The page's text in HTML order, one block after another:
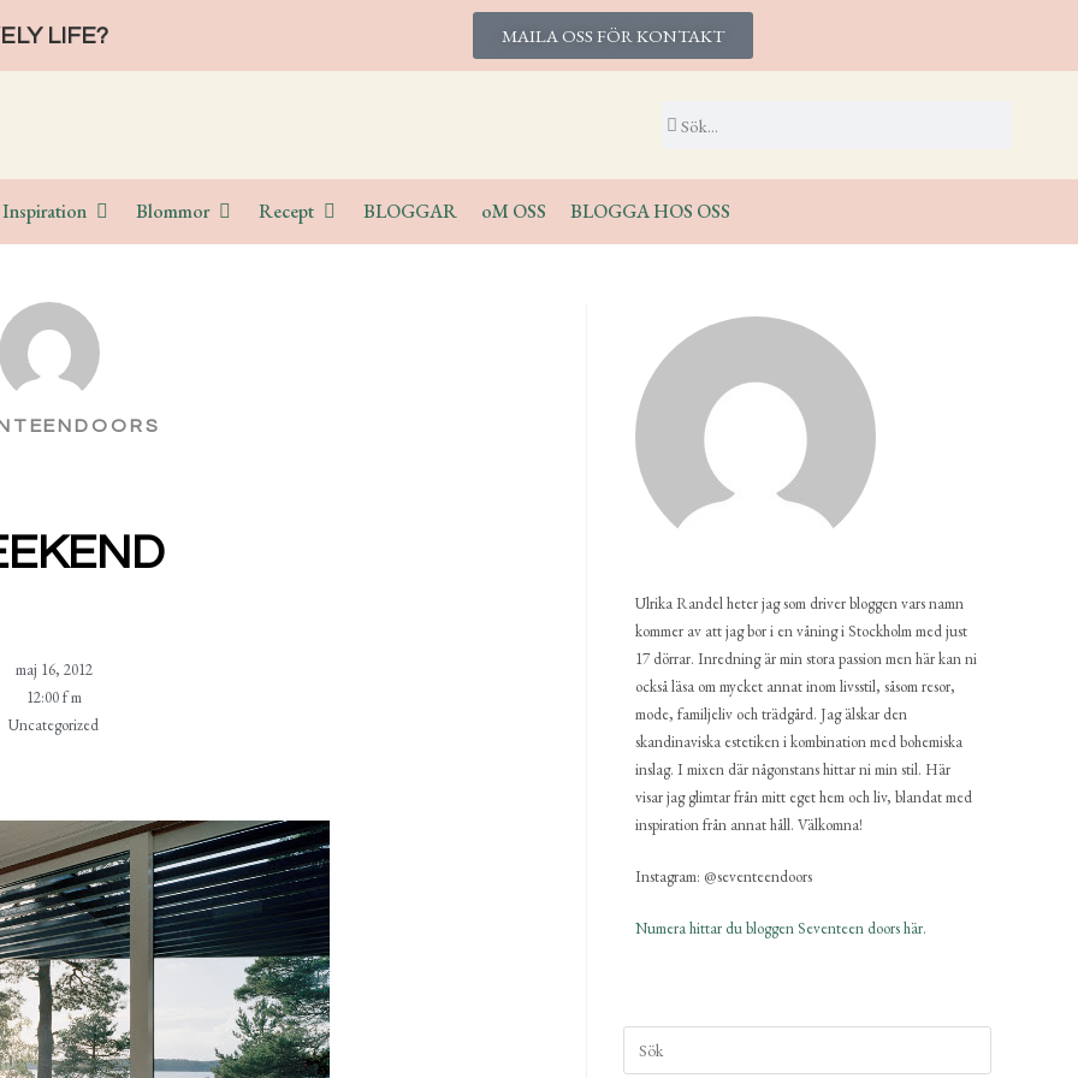
LIFE? MAILA OSS FÖR KONTAKT
Inspiration Blommor Recept BLOGGAR oM OSS BLOGGA HOS OSS
maj 16, 2012
12:00 f m
Uncategorized
Ulrika Randel heter jag som driver bloggen vars namn
kommer av att jag bor i en våning i Stockholm med just
17 dörrar. Inredning är min stora passion men här kan ni
också läsa om mycket annat inom livsstil, såsom resor,
mode, familjeliv och trädgård. Jag älskar den
skandinaviska estetiken i kombination med bohemiska
inslag. I mixen där någonstans hittar ni min stil. Här
visar jag glimtar från mitt eget hem och liv, blandat med
inspiration från annat håll. Välkomna!
Instagram: @seventeendoors
Numera hittar du bloggen Seventeen doors här.